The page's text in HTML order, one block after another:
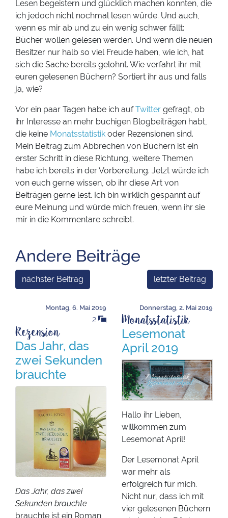
Lesen begeistern und glücklich machen konnten, die
ich jedoch nicht nochmal lesen würde. Und auch,
wenn es mir ab und zu ein wenig schwer fällt:
Bücher wollen gelesen werden. Und wenn die neuen
Besitzer nur halb so viel Freude haben, wie ich, hat
sich die Sache bereits gelohnt. Wie verfahrt ihr mit
euren gelesenen Büchern? Sortiert ihr aus und falls
ja, wie?
Vor ein paar Tagen habe ich aufTwitter gefragt, ob
ihr Interesse an mehr buchigen Blogbeiträgen habt,
die keine Monatsstatistik oder Rezensionen sind.
Mein Beitrag zum Abbrechen von Büchern ist ein
erster Schritt in diese Richtung, weitere Themen
habe ich bereits in der Vorbereitung. Jetzt würde ich
von euch gerne wissen, ob ihr diese Art von
Beiträgen gerne lest. Ich bin wirklich gespannt auf
eure Meinung und würde mich freuen, wenn ihr sie
mir in die Kommentare schreibt.
Andere Beiträge
nächster Beitrag
Montag, 6. Mai 2019
2
Rezension
Das Jahr, das
zwei Sekunden
brauchte
Das Jahr, das zwei
Sekunden brauchte
brauchte ist ein Roman,
letzter Beitrag
Donnerstag, 2. Mai 2019
Monatsstatistik
Lesemonat
April 2019
Hallo ihr Lieben,
willkommen zum
Lesemonat April!
Der Lesemonat April
war mehr als
erfolgreich für mich.
Nicht nur, dass ich mit
vier gelesenen Büchern